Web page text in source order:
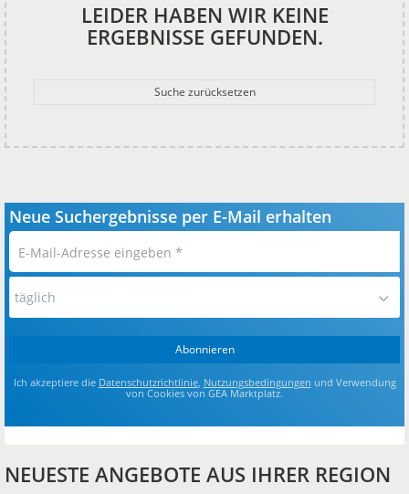
LEIDER HABEN WIR KEINE
ERGEBNISSE GEFUNDEN.
Suche zurücksetzen
Neue Suchergebnisse per E-Mail erhalten
E-
Mail-
Adresse
eingeben
täglich
Abonnieren
Ich akzeptiere die Datenschutzrichtlinie, Nutzungsbedingungen und Verwendung
von Cookies von GEA Marktplatz.
NEUESTE ANGEBOTE AUS IHRER REGION